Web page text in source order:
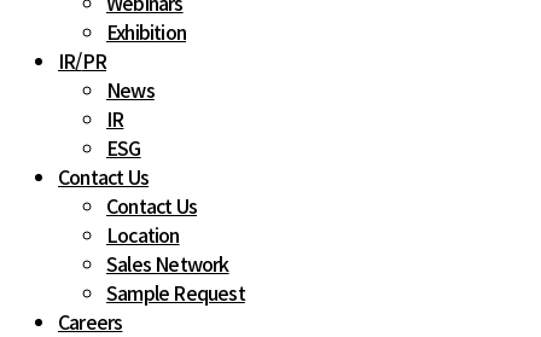
Exhibition
IR/PR
News
IR
ESG
Contact Us
Contact Us
Location
Sales Network
Sample Request
Careers